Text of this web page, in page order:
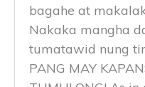
bagahe at
Nakaka mangha
tumatawid nung
PANG MAY